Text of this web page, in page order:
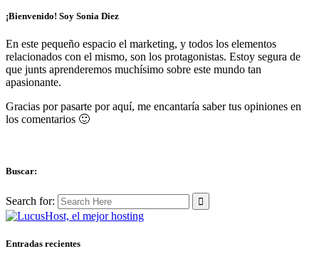
¡Bienvenido! Soy Sonia Diez
En este pequeño espacio el marketing, y todos los elementos
relacionados con el mismo, son los protagonistas. Estoy segura de
que junts aprenderemos muchísimo sobre este mundo tan
apasionante.
Gracias por pasarte por aquí, me encantaría saber tus opiniones en
los comentarios 🙂
Buscar:
Search for:
Entradas recientes